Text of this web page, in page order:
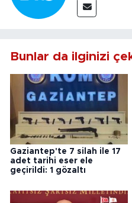
Bunlar da ilginizi
Gaziantep'te 7 silah ile 17
adet tarihi eser ele
geçirildi: 1 gözaltı